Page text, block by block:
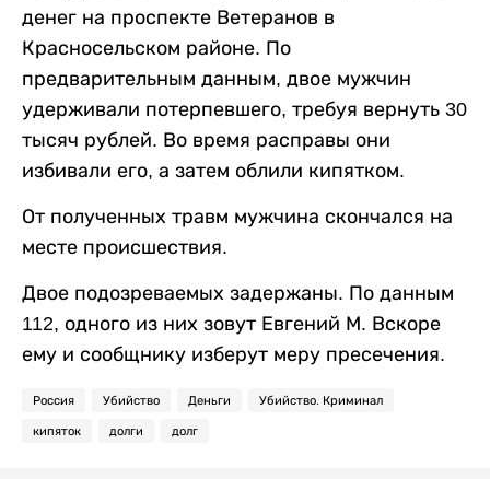
денег на проспекте Ветеранов в
Красносельском районе. По
предварительным данным, двое мужчин
удерживали потерпевшего, требуя вернуть 30
тысяч рублей. Во время расправы они
избивали его, а затем облили кипятком.
От полученных травм мужчина скончался на
месте происшествия.
Двое подозреваемых задержаны. По данным
112, одного из них зовут Евгений М. Вскоре
ему и сообщнику изберут меру пресечения.
Россия Убийство Деньги Убийство. Криминал
кипяток долги долг